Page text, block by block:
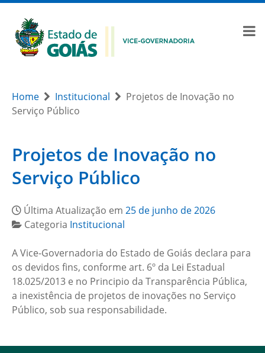
Home Institucional
Projetos de Inovação no
Serviço Público
Projetos de Inovação no
Serviço Público
Última Atualização em 25 de junho de 2026
Categoria Institucional
A Vice-Governadoria do Estado de Goiás declara para
os devidos fins, conforme art. 6º da Lei Estadual
18.025/2013 e no Principio da Transparência Pública,
a inexistência de projetos de inovações no Serviço
Público, sob sua responsabilidade.